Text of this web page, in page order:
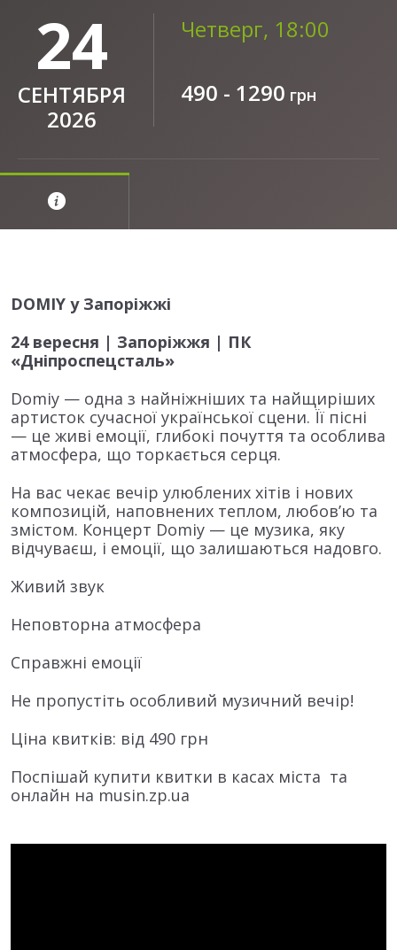
24
СЕНТЯБРЯ
2026
Четверг, 18:00
490 - 1290 грн
DOMIY у Запоріжжі
24 вересня | Запоріжжя | ПК
«Дніпроспецсталь»
Domiy — одна з найніжніших та найщиріших
артисток сучасної української сцени. Її пісні
— це живі емоції, глибокі почуття та особлива
атмосфера, що торкається серця.
На вас чекає вечір улюблених хітів і нових
композицій, наповнених теплом, любов’ю та
змістом. Концерт Domiy — це музика, яку
відчуваєш, і емоції, що залишаються надовго.
Живий звук
Неповторна атмосфера
Справжні емоції
Не пропустіть особливий музичний вечір!
Ціна квитків: від 490 грн
Поспішай купити квитки в касах міста та
онлайн на musin.zp.ua